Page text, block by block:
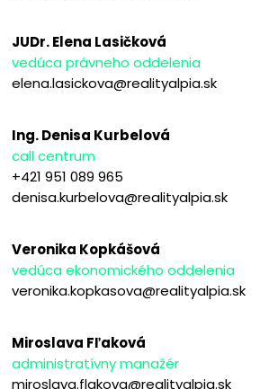
JUDr. Elena Lasičková
vedúca právneho oddelenia
elena.lasickova@realityalpia.sk
Ing. Denisa Kurbelová
call centrum
+421 951 089 965
denisa.kurbelova@realityalpia.sk
Veronika Kopkášová
vedúca ekonomického oddelenia
veronika.kopkasova@realityalpia.sk
Miroslava Fľaková
administratívny manažér
miroslava.flakova@realityalpia.sk